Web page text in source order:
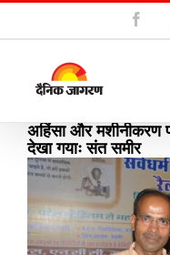
Skip
to
अहिंसा और मशीनीकरण
देखा गयाः संत समीर
View
Larger
Image